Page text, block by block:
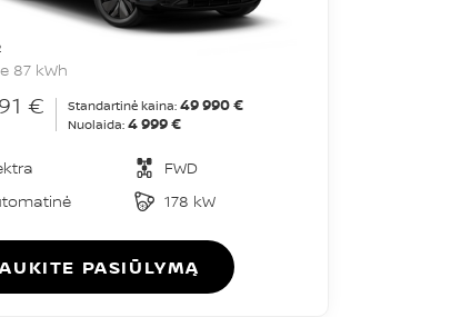
87 kWh
€ Standartinė kaina: 49 990 €
Nuolaida: 4 999 €
FWD
178 kW
PASIŪLYMĄ